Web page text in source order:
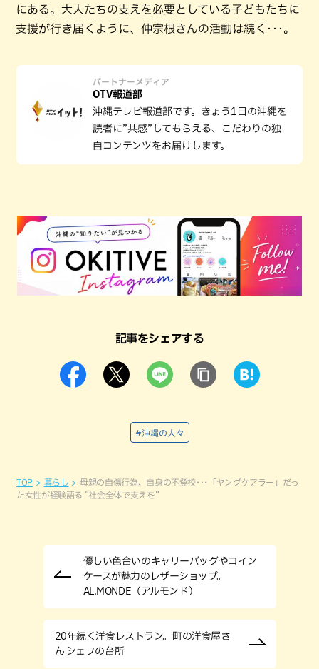
にある。大人たちの支えを必要としている子どもたちに
支援が行き届くように、仲宗根さんの活動は続く･･･。
パートナーメディア
OTV報道部
沖縄テレビ報道部です。きょう1日の沖縄を
読者に”共感”してもらえる、こだわりの独
自コンテンツをお届けします。
記事をシェアする
#沖縄の人々
TOP 暮らし
母親の自傷行為、自身の不登校･･･「ヤングケアラー」だっ
た女性が経験語る ”社会全体で支えを”
優しい色合いのキャリーバッグやコイン
ケースが魅力のレザーショップ。
AL.MONDE（アルモンド）
20年続く洋食レストラン。町の洋食屋さ
ん シェフの台所